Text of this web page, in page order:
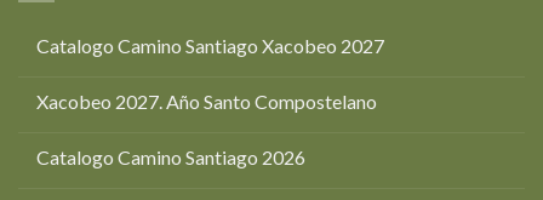
Catalogo Camino Santiago Xacobeo 2027
Xacobeo 2027. Año Santo Compostelano
Catalogo Camino Santiago 2026